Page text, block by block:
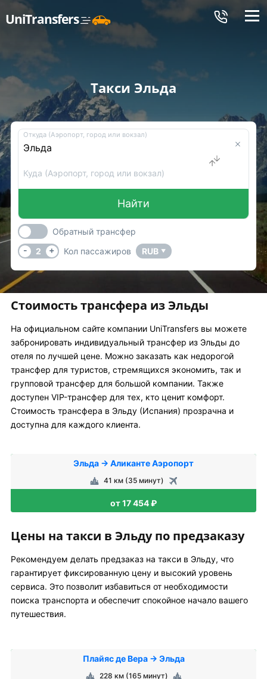
UniTransfers Меню
Такси Эльда
Откуда (Аэропорт, город или вокзал)
Куда (Аэропорт, город или вокзал)
Найти
Обратный трансфер
-
2 + Кол пассажиров RUB ▼
Стоимость трансфера из Эльды
На официальном сайте компании UniTransfers вы можете
забронировать индивидуальный трансфер из Эльды до
отеля по лучшей цене. Можно заказать как недорогой
трансфер для туристов, стремящихся экономить, так и
групповой трансфер для большой компании. Также
доступен VIP-трансфер для тех, кто ценит комфорт.
Стоимость трансфера в Эльду (Испания) прозрачна и
доступна для каждого клиента.
Эльда → Аликанте Аэропорт
41 км (35 минут)
от 17 454 ₽
Цены на такси в Эльду по предзаказу
Рекомендуем делать предзаказ на такси в Эльду, что
гарантирует фиксированную цену и высокий уровень
сервиса. Это позволит избавиться от необходимости
поиска транспорта и обеспечит спокойное начало вашего
путешествия.
Плайяс де Вера → Эльда
228 км (165 минут)